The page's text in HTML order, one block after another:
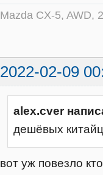
Mazda CX-5, AWD,
2022-02-09
alex.cver
дешёвых
вот уж повезло